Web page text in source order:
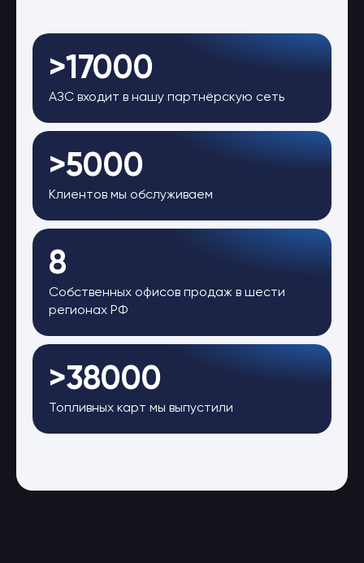
>17000
АЗС входит в нашу партнёрскую сеть
>5000
Клиентов мы обслуживаем
8
Собственных офисов продаж в шести
регионах РФ
>38000
Топливных карт мы выпустили